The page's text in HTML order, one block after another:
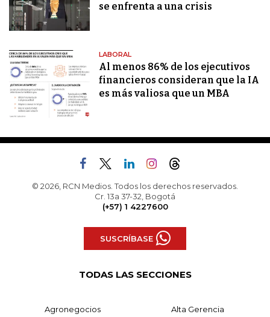
se enfrenta a una crisis
LABORAL
Al menos 86% de los ejecutivos
financieros consideran que la IA
es más valiosa que un MBA
© 2026, RCN Medios. Todos los derechos reservados.
Cr. 13a 37-32, Bogotá
(+57) 1 4227600
SUSCRÍBASE
TODAS LAS SECCIONES
Agronegocios Alta Gerencia